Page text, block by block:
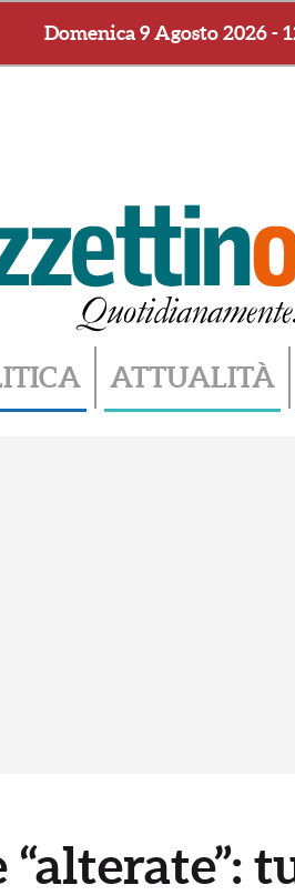
Domenica 9 Agosto 2026 -
ATTUALITÀ
“alterate”: